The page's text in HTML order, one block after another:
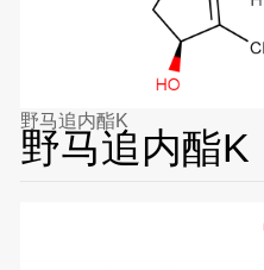
野马追内酯K
野马追内酯K